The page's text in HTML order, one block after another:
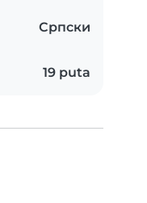
Српски
19 puta